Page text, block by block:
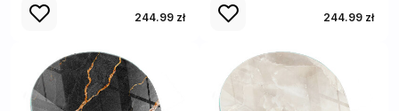
244.99 zł 244.99 zł